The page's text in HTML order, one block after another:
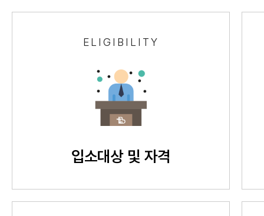
ELIGIBILITY
입소대상 및 자격